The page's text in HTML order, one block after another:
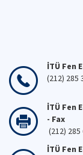
İTÜ Fen
(212) 285
İTÜ Fen
- Fax
(212) 285
İTÜ Fen